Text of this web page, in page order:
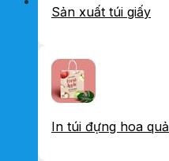
Sản xuất túi giấy
In túi đựng hoa quả